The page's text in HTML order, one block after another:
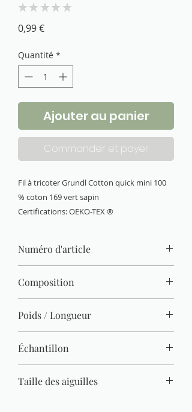
★ ★ ★ ★ ★
0,99 €Prix
Quantité *
Ajouter au panier
Commander et payer
Fil à tricoter Grundl Cotton quick mini 100
% coton 169 vert sapin
Certifications: OEKO-TEX ®
Numéro d'article
Composition
Poids / Longueur
Échantillon
Taille des aiguilles